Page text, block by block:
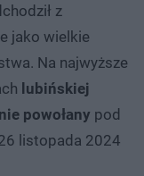
z
jako wielkie
Na najwyższe
lubińskiej
powołany pod
listopada 2024